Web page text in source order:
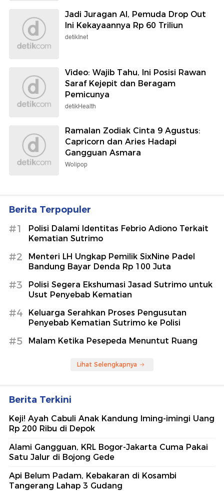
Jadi Juragan AI, Pemuda Drop Out
Ini Kekayaannya Rp 60 Triliun
detikInet
Video: Wajib Tahu, Ini Posisi Rawan
Saraf Kejepit dan Beragam
Pemicunya
detikHealth
Ramalan Zodiak Cinta 9 Agustus:
Capricorn dan Aries Hadapi
Gangguan Asmara
Wolipop
Berita Terpopuler
#1
Polisi Dalami Identitas Febrio Adiono Terkait
Kematian Sutrimo
#2
Menteri LH Ungkap Pemilik SixNine Padel
Bandung Bayar Denda Rp 100 Juta
#3
Polisi Segera Ekshumasi Jasad Sutrimo untuk
Usut Penyebab Kematian
#4
Keluarga Serahkan Proses Pengusutan
Penyebab Kematian Sutrimo ke Polisi
#5 Malam Ketika Pesepeda Menuntut Ruang
Lihat Selengkapnya
Berita Terkini
Keji! Ayah Cabuli Anak Kandung Iming-imingi Uang
Rp 200 Ribu di Depok
Alami Gangguan, KRL Bogor-Jakarta Cuma Pakai
Satu Jalur di Bojong Gede
Api Belum Padam, Kebakaran di Kosambi
Tangerang Lahap 3 Gudang